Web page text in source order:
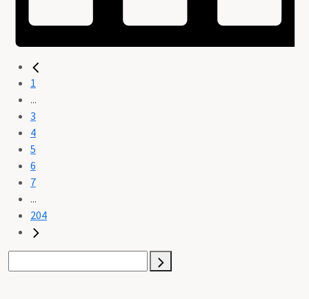
1
...
3
4
5
6
7
...
204